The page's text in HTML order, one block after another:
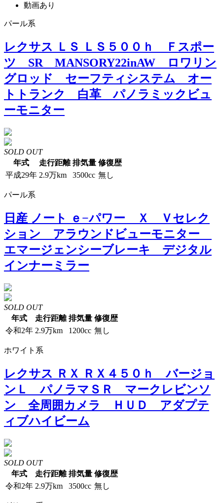
動画あり
パール系
レクサス ＬＳ ＬＳ５００ｈ Ｆスポー
ツ SR MANSORY22inAW ロワリン
グロッド セーフティシステム オー
トトランク 白革 パノラミックビュ
ーモニター
SOLD OUT
年式
走行距離 排気量 修復歴
平成29年 2.9万km 3500cc 無し
パール系
日産 ノート ｅ−パワー Ｘ Ｖセレク
ション アラウンドビューモニター
エマージェンシーブレーキ デジタル
インナーミラー
SOLD OUT
年式
走行距離 排気量 修復歴
令和2年 2.9万km 1200cc 無し
ホワイト系
レクサス ＲＸ ＲＸ４５０ｈ バージョ
ンＬ パノラマＳＲ マークレビンソ
ン 全周囲カメラ ＨＵＤ アダプテ
ィブハイビーム
SOLD OUT
年式
走行距離 排気量 修復歴
令和2年 2.9万km 3500cc 無し